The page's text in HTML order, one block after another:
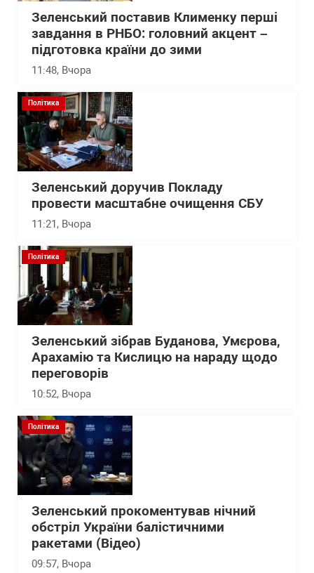
Зеленський поставив Клименку перші
завдання в РНБО: головний акцент –
підготовка країни до зими
11:48, Вчора
Політика
Зеленський доручив Покладу
провести масштабне очищення СБУ
11:21, Вчора
Політика
Зеленський зібрав Буданова, Умєрова,
Арахамію та Кислицю на нараду щодо
переговорів
10:52, Вчора
Політика
Зеленський прокоментував нічний
обстріл України балістичними
ракетами (Відео)
09:57, Вчора